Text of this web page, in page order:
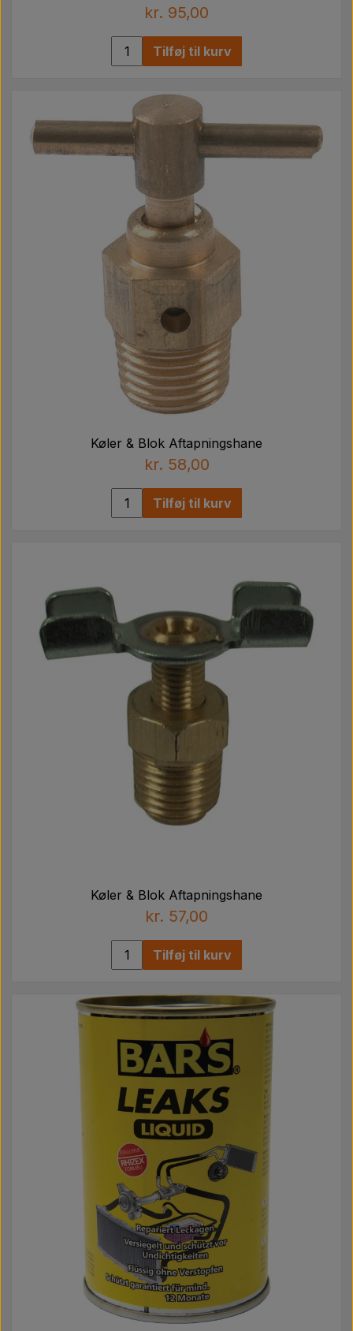
kr. 95,00
Tilføj til kurv
Køler & Blok Aftapningshane
kr. 58,00
Tilføj til kurv
Køler & Blok Aftapningshane
kr. 57,00
Tilføj til kurv